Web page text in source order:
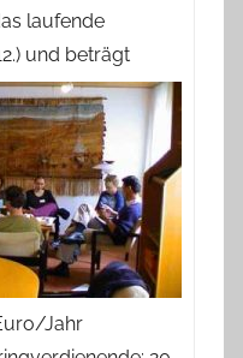
laufende
und beträgt
Jahr